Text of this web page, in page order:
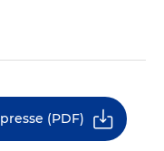
(PDF)